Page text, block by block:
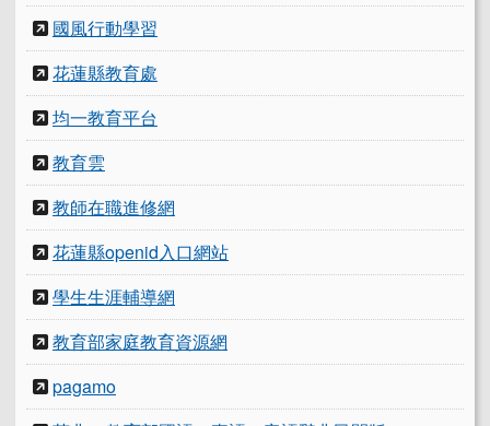
國風行動學習
花蓮縣教育處
均一教育平台
教育雲
教師在職進修網
花蓮縣openid入口網站
學生生涯輔導網
教育部家庭教育資源網
pagamo